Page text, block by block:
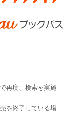
再度、検索を実施
を終了している場